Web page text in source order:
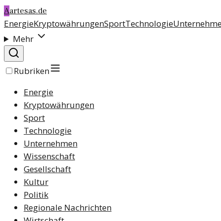
Aartesas.de
EnergieKryptowährungenSportTechnologie
Mehr
Rubriken
Energie
Kryptowährungen
Sport
Technologie
Unternehmen
Wissenschaft
Gesellschaft
Kultur
Politik
Regionale Nachrichten